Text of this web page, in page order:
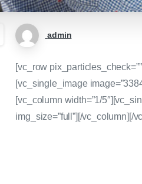
admin
[vc_row
[vc_single_image
[vc_column width=”1/
img_size=”full”][/vc_column][/